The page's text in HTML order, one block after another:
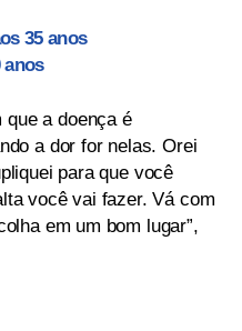
35 anos
anos
que a doença é
a dor for nelas. Orei
para que você
você vai fazer. Vá com
em um bom lugar”,